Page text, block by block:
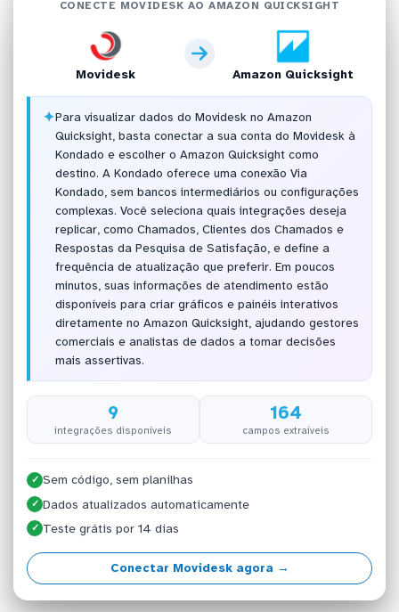
CONECTE MOVIDESK AO AMAZON QUICKSIGHT
Movidesk Amazon Quicksight
✦Para visualizar dados do Movidesk no Amazon
Quicksight, basta conectar a sua conta do Movidesk à
Kondado e escolher o Amazon Quicksight como
destino. A Kondado oferece uma conexão Via
Kondado, sem bancos intermediários ou configurações
complexas. Você seleciona quais integrações deseja
replicar, como Chamados, Clientes dos Chamados e
Respostas da Pesquisa de Satisfação, e define a
frequência de atualização que preferir. Em poucos
minutos, suas informações de atendimento estão
disponíveis para criar gráficos e painéis interativos
diretamente no Amazon Quicksight, ajudando gestores
comerciais e analistas de dados a tomar decisões
mais assertivas.
9
integrações disponíveis
164
campos extraíveis
✓ Sem código, sem planilhas
✓ Dados atualizados automaticamente
✓ Teste grátis por 14 dias
Conectar Movidesk agora →